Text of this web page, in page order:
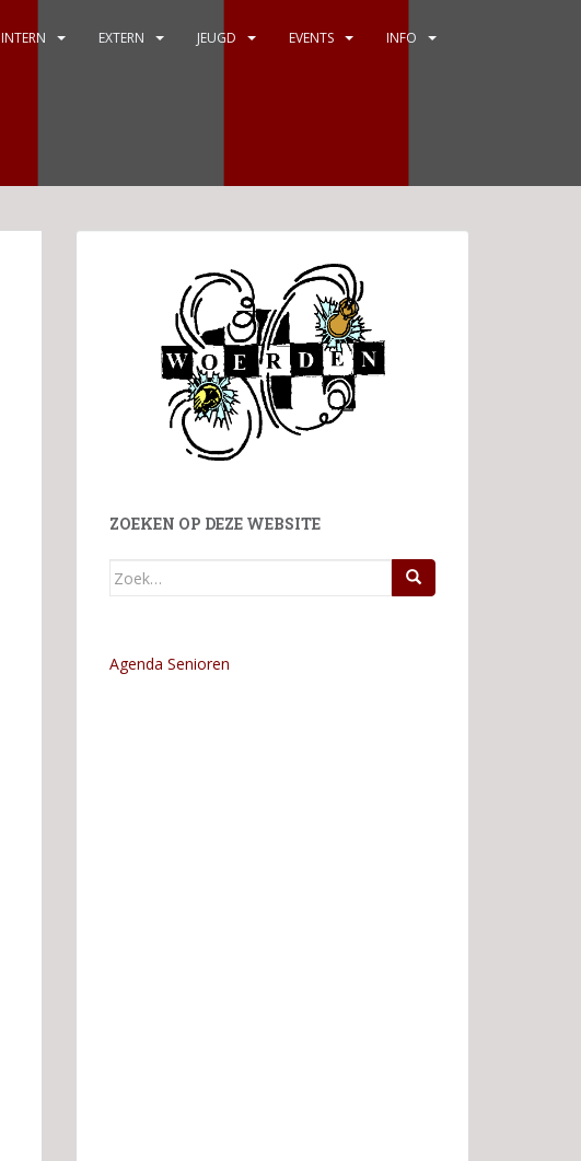
INTERN EXTERN JEUGD EVENTS INFO
ZOEKEN OP DEZE WEBSITE
Zoek
Agenda Senioren